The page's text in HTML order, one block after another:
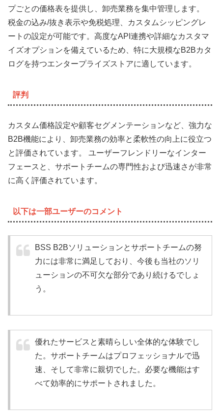
プごとの価格表を提供し、卸売業務を集中管理します。
税金の込み/抜き表示や免税処理、カスタムシッピングレ
ートの設定が可能です。高度なAPI連携や詳細なカスタマ
イズオプションを備えているため、特に大規模なB2Bカタ
ログを持つエンタープライズストアに適しています。
評判
カスタム価格設定や顧客セグメンテーションなど、強力な
B2B機能により、卸売業務の効率と柔軟性の向上に役立つ
と評価されています。 ユーザーフレンドリーなインター
フェースと、サポートチームの専門性および迅速さが非常
に高く評価されています。
以下は一部ユーザーのコメント
BSS B2Bソリューションとサポートチームの努
力には非常に満足しており、今後も当社のソリ
ューションの不可欠な部分であり続けるでしょ
う。
優れたサービスと素晴らしい全体的な体験でし
た。サポートチームはプロフェッショナルで迅
速、そして非常に親切でした。必要な機能はす
べて効率的にサポートされました。